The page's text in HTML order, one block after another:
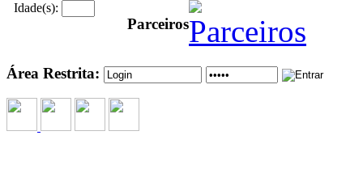
Idade(s):
Parceiros
Área Restrita: